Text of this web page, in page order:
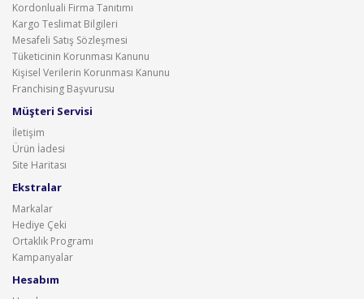
Kordonluali Firma Tanıtımı
Kargo Teslimat Bilgileri
Mesafeli Satış Sözleşmesi
Tüketicinin Korunması Kanunu
Kişisel Verilerin Korunması Kanunu
Franchising Başvurusu
Müşteri Servisi
İletişim
Ürün İadesi
Site Haritası
Ekstralar
Markalar
Hediye Çeki
Ortaklık Programı
Kampanyalar
Hesabım